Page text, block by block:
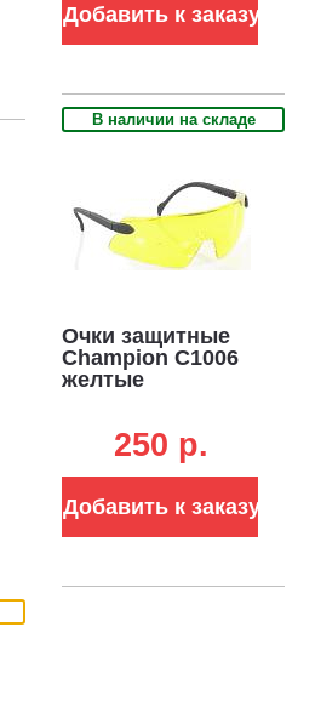
Добавить к заказу
В наличии на складе
Очки защитные
Champion C1006
желтые
250 p.
Добавить к заказу